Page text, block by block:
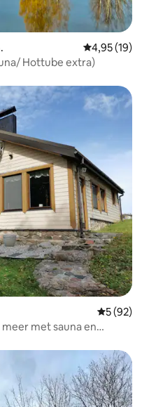
Gemiddelde
4,95 (19)
Hottube extra)
5 (92)
meer met sauna en